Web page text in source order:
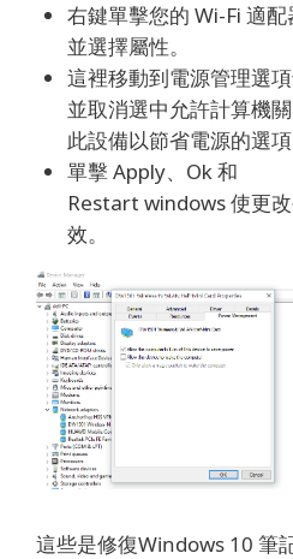
右鍵單擊您的 Wi-Fi 適配
並選擇屬性。
這裡移動到電源管理選
並取消選中允許計算機
此設備以節省電源的選項
單擊 Apply、Ok 和
Restart windows 使更
效。
這些是修復Windows 10 筆